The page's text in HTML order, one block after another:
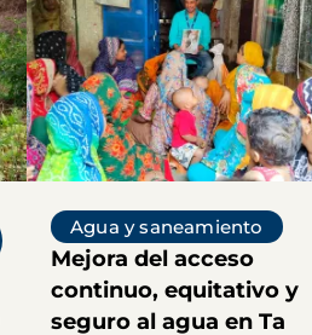
Agua y saneamiento
Mejora del acceso
continuo, equitativo y
seguro al agua en Ta